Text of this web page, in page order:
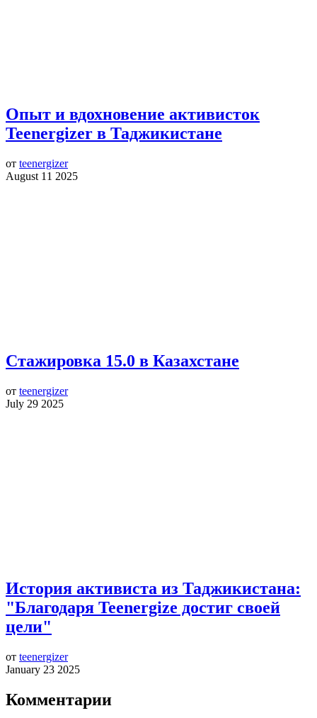
Опыт и вдохновение активисток
Teenergizer в Таджикистане
от teenergizer
August 11 2025
Стажировка 15.0 в Казахстане
от teenergizer
July 29 2025
История активиста из Таджикистана:
"Благодаря Teenergize достиг своей
цели"
от teenergizer
January 23 2025
Комментарии